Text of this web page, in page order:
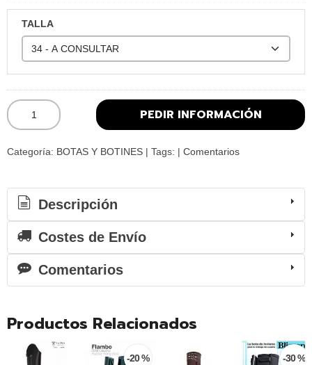
TALLA
PEDIR INFORMACIÓN
Categoría: BOTAS Y BOTINES | Tags: | Comentarios
Descripción
Costes de Envío
Comentarios
Productos Relacionados
-20 % -30 %